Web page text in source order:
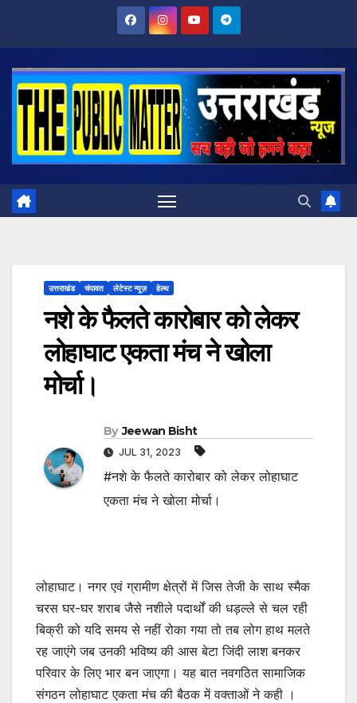
उत्तराखंड चंपावत लेटेस्ट न्यूज़ हेल्थ
नशे के फैलते कारोबार को लेकर
लोहाघाट एकता मंच ने खोला
मोर्चा।
By Jeewan Bisht
JUL 31, 2023
#नशे के फैलते कारोबार को लेकर लोहाघाट
एकता मंच ने खोला मोर्चा।
लोहाघाट। नगर एवं ग्रामीण क्षेत्रों में जिस तेजी के साथ स्मैक
चरस घर-घर शराब जैसे नशीले पदार्थों की धड़ल्ले से चल रही
बिक्री को यदि समय से नहीं रोका गया तो तब लोग हाथ मलते
रह जाएंगे जब उनकी भविष्य की आस बेटा जिंदी लाश बनकर
परिवार के लिए भार बन जाएगा। यह बात नवगठित सामाजिक
संगठन लोहाघाट एकता मंच की बैठक में वक्ताओं ने कही ।